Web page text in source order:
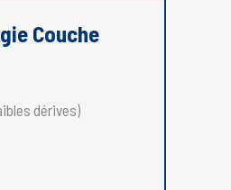
Couche
dérives)